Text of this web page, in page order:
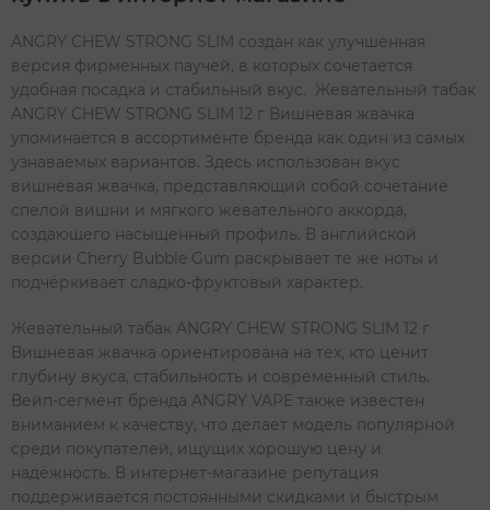
ANGRY CHEW STRONG SLIM создан как улучшенная
версия фирменных паучей, в которых сочетается
удобная посадка и стабильный вкус. Жевательный табак
ANGRY CHEW STRONG SLIM 12 г Вишневая жвачка
упоминается в ассортименте бренда как один из самых
узнаваемых вариантов. Здесь использован вкус
вишнёвая жвачка, представляющий собой сочетание
спелой вишни и мягкого жевательного аккорда,
создающего насыщенный профиль. В английской
версии Cherry Bubble Gum раскрывает те же ноты и
подчёркивает сладко-фруктовый характер.
Жевательный табак ANGRY CHEW STRONG SLIM 12 г
Вишневая жвачка ориентирована на тех, кто ценит
глубину вкуса, стабильность и современный стиль.
Вейп-сегмент бренда ANGRY VAPE также известен
вниманием к качеству, что делает модель популярной
среди покупателей, ищущих хорошую цену и
надёжность. В интернет-магазине репутация
поддерживается постоянными скидками и быстрым